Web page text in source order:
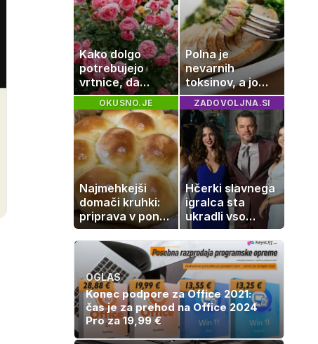
Kako dolgo
potrebujejo
vrtnice, da
zrastejo? Vse o
rasti, cvetenju
in negi vrtnic
Polna je
nevarnih
toksinov, a jo
imamo vsi radi:
to je najbolj
nezdrava riba, ki
jo mnogi redno
uživajo
OKUSNO.JE
Najmehkejši
domači kruhki:
priprava v ponvi
je trik za popoln
rezultat
ZADOVOLJNA.SI
Hčerki slavnega
igralca sta
ukradli vso
pozornost
OGLAS
Konec podpore za Office 2021:
čas je za prehod na Office 2024
Pro za 19,99 €